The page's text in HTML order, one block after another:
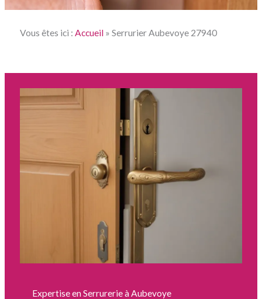
Vous êtes ici : Accueil» Serrurier Aubevoye 27940
Expertise en Serrurerie à Aubevoye